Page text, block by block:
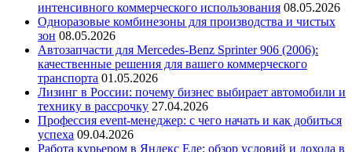
интенсивного коммерческого использования 08.05.2026
Одноразовые комбинезоны для производства и чистых
зон 08.05.2026
Автозапчасти для Mercedes-Benz Sprinter 906 (2006):
качественные решения для вашего коммерческого
транспорта 01.05.2026
Лизинг в России: почему бизнес выбирает автомобили и
технику в рассрочку 27.04.2026
Профессия event-менеджер: с чего начать и как добиться
успеха 09.04.2026
Работа курьером в Яндекс Еде: обзор условий и дохода в